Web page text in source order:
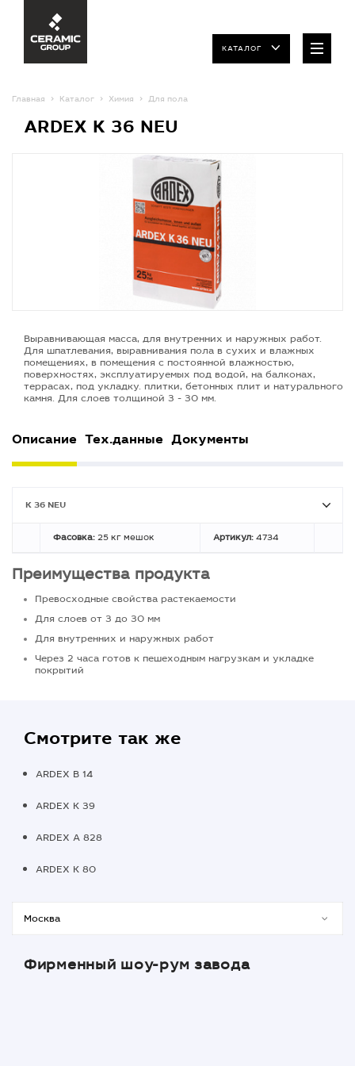
КАТАЛОГ
Главная Каталог Химия Для пола
ARDEX K 36 NEU
Выравнивающая масса, для внутренних и наружных работ.
Для шпатлевания, выравнивания пола в сухих и влажных
помещениях, в помещения с постоянной влажностью,
поверхностях, эксплуатируемых под водой, на балконах,
террасах, под укладку. плитки, бетонных плит и натурального
камня. Для слоев толщиной 3 - 30 мм.
Описание Тех.данные Документы
K 36 NEU
Фасовка: 25 кг мешок Артикул: 4734
Преимущества продукта
Превосходные свойства растекаемости
Для слоев от 3 до 30 мм
Для внутренних и наружных работ
Через 2 часа готов к пешеходным нагрузкам и укладке
покрытий
Смотрите так же
ARDEX B 14
ARDEX K 39
ARDEX A 828
ARDEX K 80
Фирменный шоу-рум завода